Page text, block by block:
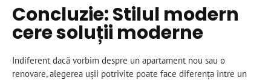
Concluzie: Stilul modern
cere soluții moderne
Indiferent dacă vorbim despre un apartament nou sau o
renovare, alegerea ușii potrivite poate face diferența între un